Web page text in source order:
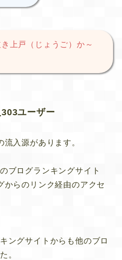
上戸（じょうご）か～
ユーザー
入源があります。
ブログランキングサイト
からのリンク経由のアクセ
ングサイトからも他のブロ
。